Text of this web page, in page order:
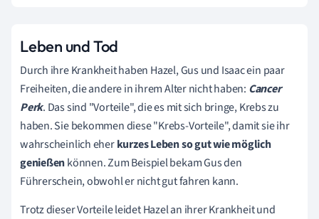
Leben und Tod
Durch ihre Krankheit haben Hazel, Gus und Isaac ein paar
Freiheiten, die andere in ihrem Alter nicht haben: Cancer
Perk. Das sind "Vorteile", die es mit sich bringe, Krebs zu
haben. Sie bekommen diese "Krebs-Vorteile", damit sie ihr
wahrscheinlich eherkurzes Leben so gut wie möglich
genießenkönnen. Zum Beispiel bekam Gus den
Führerschein, obwohl er nicht gut fahren kann.
Trotz dieser Vorteile leidet Hazel an ihrer Krankheit und